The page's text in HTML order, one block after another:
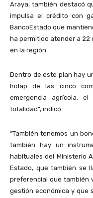
Araya, también destacó
impulsa el crédito con
BancoEstado que
ha permitido atender a 22
en la región.
Dentro de este plan hay
Indap de las cinco
emergencia agrícola,
totalidad”, indicó.
“También tenemos un
también hay un
habituales del Ministerio
Estado, que también se
preferencial que también
gestión económica y que